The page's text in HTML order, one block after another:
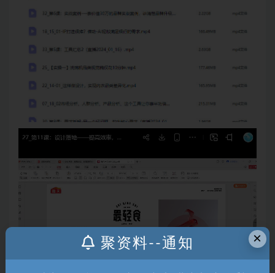
×
聚资料--通知